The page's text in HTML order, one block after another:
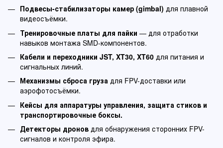
Подвесы-стабилизаторы камер (gimbal) для плавной
видеосъёмки.
Тренировочные платы для пайки — для отработки
навыков монтажа SMD-компонентов.
Кабели и переходники JST, XT30, XT60 для питания и
сигнальных линий.
Механизмы сброса груза для FPV-доставки или
аэрофотосъёмки.
Кейсы для аппаратуры управления, защита стиков и
транспортировочные боксы.
Детекторы дронов для обнаружения сторонних FPV-
сигналов и контроля эфира.